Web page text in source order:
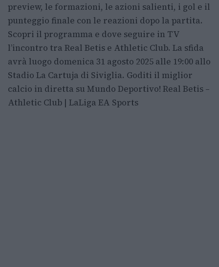
preview, le formazioni, le azioni salienti, i gol e il
punteggio finale con le reazioni dopo la partita.
Scopri il programma e dove seguire in TV
l’incontro tra Real Betis e Athletic Club. La sfida
avrà luogo domenica 31 agosto 2025 alle 19:00 allo
Stadio La Cartuja di Siviglia. Goditi il miglior
calcio in diretta su Mundo Deportivo! Real Betis –
Athletic Club | LaLiga EA Sports